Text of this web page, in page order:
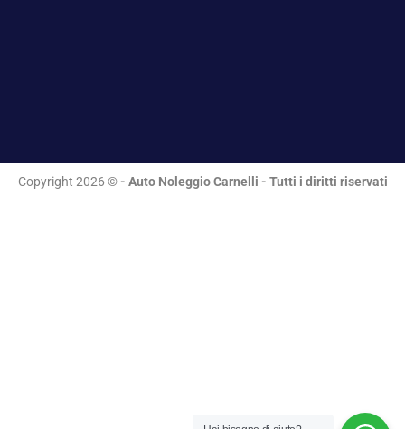
Copyright 2026 ©- Auto Noleggio Carnelli - Tutti i diritti riservati